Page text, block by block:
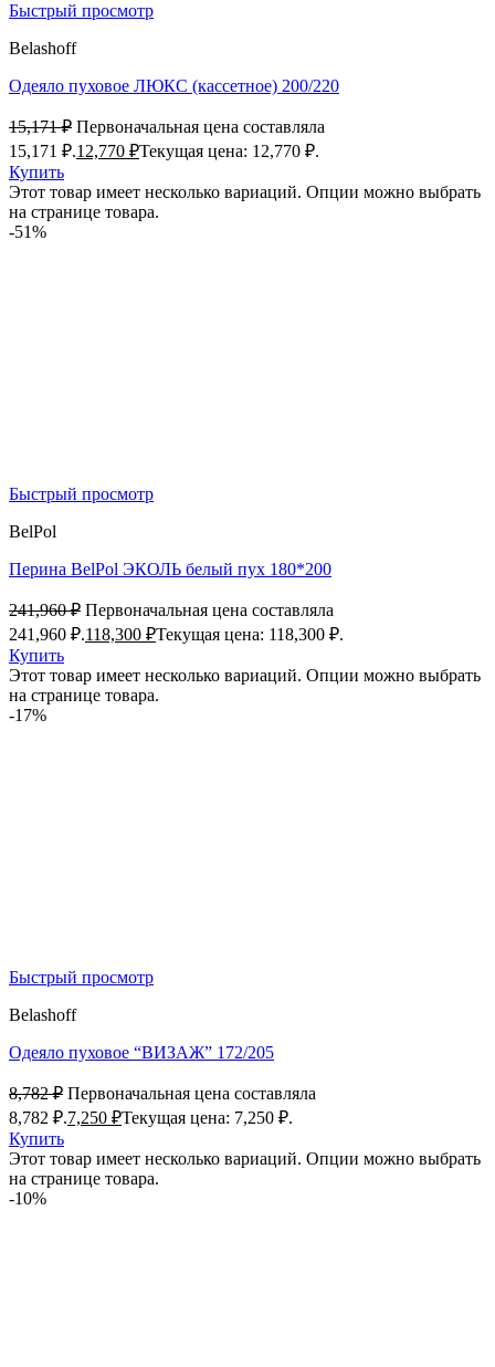
Быстрый просмотр
Belashoff
Одеяло пуховое ЛЮКС (кассетное) 200/220
15,171₽ Первоначальная цена составляла
15,171 ₽.12,770 ₽Текущая цена: 12,770 ₽.
Купить
Этот товар имеет несколько вариаций. Опции можно выбрать
на странице товара.
-51%
Быстрый просмотр
BelPol
Перина BelPol ЭКОЛЬ белый пух 180*200
241,960₽ Первоначальная цена составляла
241,960 ₽.118,300 ₽Текущая цена: 118,300 ₽.
Купить
Этот товар имеет несколько вариаций. Опции можно выбрать
на странице товара.
-17%
Быстрый просмотр
Belashoff
Одеяло пуховое “ВИЗАЖ” 172/205
8,782₽ Первоначальная цена составляла
8,782 ₽.7,250 ₽Текущая цена: 7,250 ₽.
Купить
Этот товар имеет несколько вариаций. Опции можно выбрать
на странице товара.
-10%